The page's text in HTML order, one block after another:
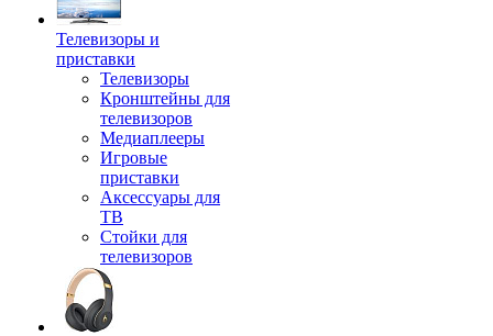
Телевизоры и
приставки
Телевизоры
Кронштейны для
телевизоров
Медиаплееры
Игровые
приставки
Аксессуары для
ТВ
Стойки для
телевизоров